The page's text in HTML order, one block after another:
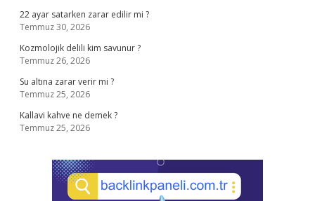
22 ayar satarken zarar edilir mi ?
Temmuz 30, 2026
Kozmolojik delili kim savunur ?
Temmuz 26, 2026
Su altına zarar verir mi ?
Temmuz 25, 2026
Kallavi kahve ne demek ?
Temmuz 25, 2026